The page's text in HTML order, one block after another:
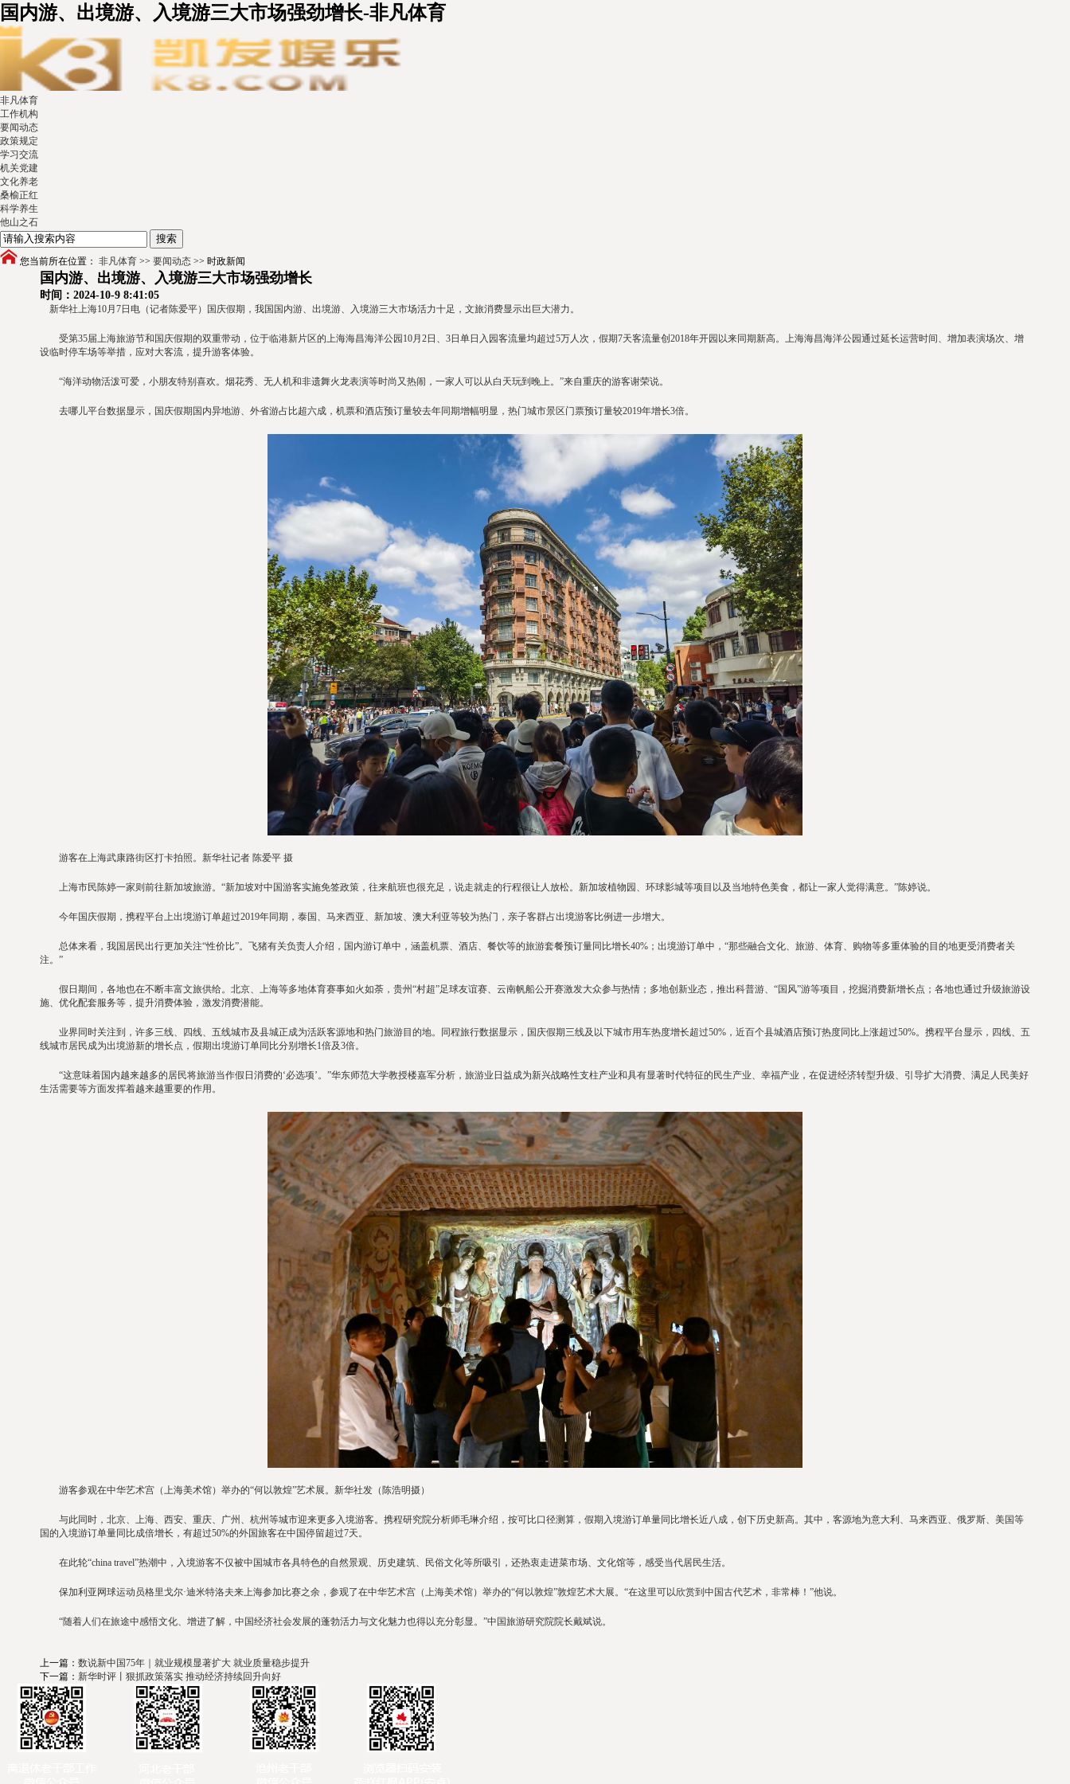
国内游、出境游、入境游三大市场强劲增长-非凡体育
非凡体育
工作机构
要闻动态
政策规定
学习交流
机关党建
文化养老
桑榆正红
科学养生
他山之石
您当前所在位置： 非凡体育 >> 要闻动态 >> 时政新闻
国内游、出境游、入境游三大市场强劲增长
时间：2024-10-9 8:41:05
新华社上海10月7日电（记者陈爱平）国庆假期，我国国内游、出境游、入境游三大市场活力十足，文旅消费显示出巨大潜力。
受第35届上海旅游节和国庆假期的双重带动，位于临港新片区的上海海昌海洋公园10月2日、3日单日入园客流量均超过5万人次，假期7天客流量创2018年开园以来同期新高。上海海昌海洋公园通过延长运营时间、增加表演场次、增
设临时停车场等举措，应对大客流，提升游客体验。
“海洋动物活泼可爱，小朋友特别喜欢。烟花秀、无人机和非遗舞火龙表演等时尚又热闹，一家人可以从白天玩到晚上。”来自重庆的游客谢荣说。
去哪儿平台数据显示，国庆假期国内异地游、外省游占比超六成，机票和酒店预订量较去年同期增幅明显，热门城市景区门票预订量较2019年增长3倍。
游客在上海武康路街区打卡拍照。新华社记者 陈爱平 摄
上海市民陈婷一家则前往新加坡旅游。“新加坡对中国游客实施免签政策，往来航班也很充足，说走就走的行程很让人放松。新加坡植物园、环球影城等项目以及当地特色美食，都让一家人觉得满意。”陈婷说。
今年国庆假期，携程平台上出境游订单超过2019年同期，泰国、马来西亚、新加坡、澳大利亚等较为热门，亲子客群占出境游客比例进一步增大。
总体来看，我国居民出行更加关注“性价比”。飞猪有关负责人介绍，国内游订单中，涵盖机票、酒店、餐饮等的旅游套餐预订量同比增长40%；出境游订单中，“那些融合文化、旅游、体育、购物等多重体验的目的地更受消费者关
注。”
假日期间，各地也在不断丰富文旅供给。北京、上海等多地体育赛事如火如荼，贵州“村超”足球友谊赛、云南帆船公开赛激发大众参与热情；多地创新业态，推出科普游、“国风”游等项目，挖掘消费新增长点；各地也通过升级旅游设
施、优化配套服务等，提升消费体验，激发消费潜能。
业界同时关注到，许多三线、四线、五线城市及县城正成为活跃客源地和热门旅游目的地。同程旅行数据显示，国庆假期三线及以下城市用车热度增长超过50%，近百个县城酒店预订热度同比上涨超过50%。携程平台显示，四线、五
线城市居民成为出境游新的增长点，假期出境游订单同比分别增长1倍及3倍。
“这意味着国内越来越多的居民将旅游当作假日消费的‘必选项’。”华东师范大学教授楼嘉军分析，旅游业日益成为新兴战略性支柱产业和具有显著时代特征的民生产业、幸福产业，在促进经济转型升级、引导扩大消费、满足人民美好
生活需要等方面发挥着越来越重要的作用。
游客参观在中华艺术宫（上海美术馆）举办的“何以敦煌”艺术展。新华社发（陈浩明摄）
与此同时，北京、上海、西安、重庆、广州、杭州等城市迎来更多入境游客。携程研究院分析师毛琳介绍，按可比口径测算，假期入境游订单量同比增长近八成，创下历史新高。其中，客源地为意大利、马来西亚、俄罗斯、美国等
国的入境游订单量同比成倍增长，有超过50%的外国旅客在中国停留超过7天。
在此轮“china travel”热潮中，入境游客不仅被中国城市各具特色的自然景观、历史建筑、民俗文化等所吸引，还热衷走进菜市场、文化馆等，感受当代居民生活。
保加利亚网球运动员格里戈尔·迪米特洛夫来上海参加比赛之余，参观了在中华艺术宫（上海美术馆）举办的“何以敦煌”敦煌艺术大展。“在这里可以欣赏到中国古代艺术，非常棒！”他说。
“随着人们在旅途中感悟文化、增进了解，中国经济社会发展的蓬勃活力与文化魅力也得以充分彰显。”中国旅游研究院院长戴斌说。
上一篇： 数说新中国75年｜就业规模显著扩大 就业质量稳步提升
下一篇： 新华时评丨狠抓政策落实 推动经济持续回升向好